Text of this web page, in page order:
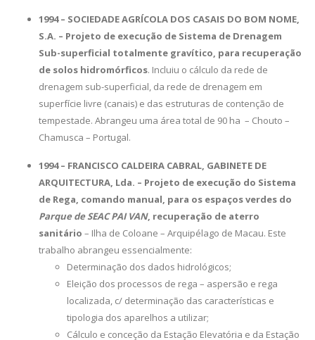
1994 – SOCIEDADE AGRÍCOLA DOS CASAIS DO BOM NOME,
S.A. – Projeto de execução de Sistema de Drenagem
Sub-superficial totalmente gravítico, para recuperação
de solos hidromórficos. Incluiu o cálculo da rede de
drenagem sub-superficial, da rede de drenagem em
superfície livre (canais) e das estruturas de contenção de
tempestade. Abrangeu uma área total de 90 ha – Chouto –
Chamusca – Portugal.
1994 – FRANCISCO CALDEIRA CABRAL, GABINETE DE
ARQUITECTURA, Lda. – Projeto de execução do Sistema
de Rega, comando manual, para os espaços verdes do
Parque de SEAC PAI VAN, recuperação de aterro
sanitário – Ilha de Coloane – Arquipélago de Macau. Este
trabalho abrangeu essencialmente:
Determinação dos dados hidrológicos;
Eleição dos processos de rega – aspersão e rega
localizada, c/ determinação das características e
tipologia dos aparelhos a utilizar;
Cálculo e conceção da Estação Elevatória e da Estação